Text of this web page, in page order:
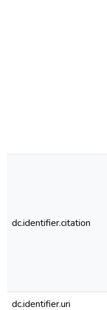
dc.identifier.citation
dc.identifier.uri